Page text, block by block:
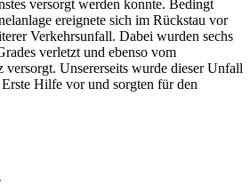
versorgt werden konnte. Bedingt
ereignete sich im Rückstau vor
Verkehrsunfall. Dabei wurden sechs
verletzt und ebenso vom
versorgt. Unsererseits wurde dieser Unfall
Hilfe vor und sorgten für den